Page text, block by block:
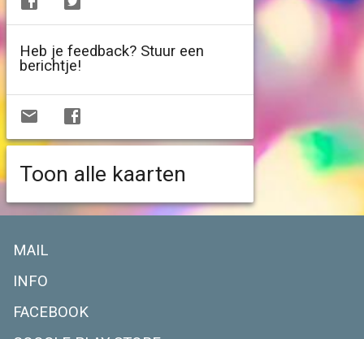
Heb je feedback? Stuur een
berichtje!
Toon alle kaarten
MAIL
INFO
FACEBOOK